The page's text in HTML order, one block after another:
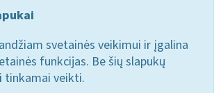
svetainės veikimui ir įgalina
funkcijas. Be šių slapukų
tinkamai veikti.